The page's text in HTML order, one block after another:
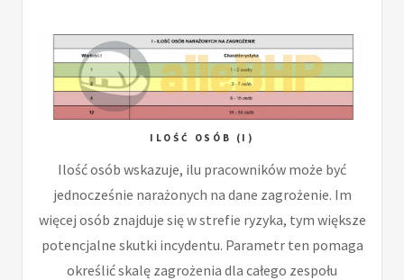
ILOŚĆ OSÓB (I)
Ilość osób wskazuje, ilu pracowników może być
jednocześnie narażonych na dane zagrożenie. Im
więcej osób znajduje się w strefie ryzyka, tym większe
potencjalne skutki incydentu. Parametr ten pomaga
określić skalę zagrożenia dla całego zespołu